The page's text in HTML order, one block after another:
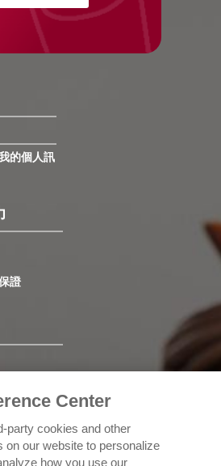
證
的個人訊
Center
party cookies and other
on our website to personalize
how you use our